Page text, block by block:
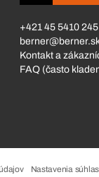
+421 45 5410 245
Kontakt a
FAQ (často
Nastavenia